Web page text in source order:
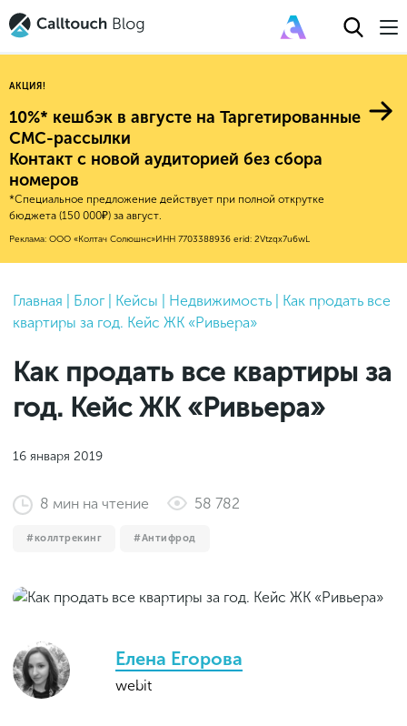
Авторитейл
Финансы
Е-коммерс
Недвижимость
HoReCa
Бьюти
Услуги
Фитнес
2025
2024
2022
2021
2020
2019
2018
2017
Новые продукты
Эксплейнеры
Обновления продуктов Calltouch
Обучение работы с инструментами
Calltouch
Индекс здоровья российского
Mental Health
Привлечение
Конверсия
Аналитика
Финансы и бухгалтерия
Законы и документы
Старт и идеи
Продажи и маркетплейсы
Словарь маркетолога
Callday
MeetUp
АКЦИЯ!
10%* кешбэк в августе на Таргетированные
СМС-рассылки
Контакт с новой аудиторией без сбора
номеров
*Специальное предложение действует при полной открутке
бюджета (150 000₽) за август.
Реклама: ООО «Колтач Солюшнс»ИНН 7703388936 erid: 2Vtzqx7u6wL
Главная Блог Кейсы Недвижимость
Как продать все
квартиры за год. Кейс ЖК «Ривьера»
Как продать все квартиры за
год. Кейс ЖК «Ривьера»
16 января 2019
8 мин на чтение 58 782
коллтрекинг Антифрод
Елена Егорова
webit